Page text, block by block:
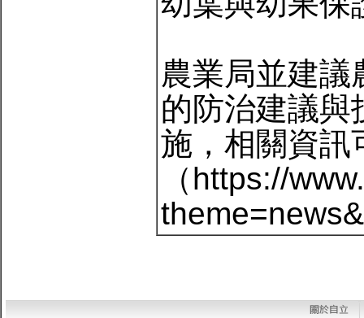
農業局並建議
的防治建議與
施，相關資訊
（https://